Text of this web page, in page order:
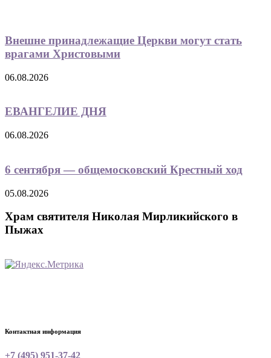
Внешне принадлежащие Церкви могут стать
врагами Христовыми
06.08.2026
ЕВАНГЕЛИЕ ДНЯ
06.08.2026
6 сентября — общемосковский Крестный ход
05.08.2026
Храм святителя Николая Мирликийского в
Пыжах
Контактная информация
+7 (495) 951-37-42